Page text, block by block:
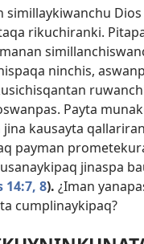
simillaykiwanchu Dios
rikuchiranki.
ninchis,
Payta
kausayta
payman
jinaspa
14:7, 8). ¿Iman
cumplinaykipaq?